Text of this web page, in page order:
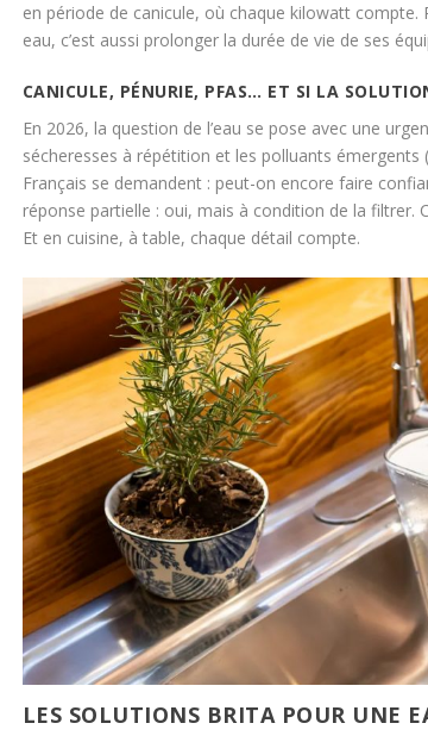
en période de canicule, où chaque kilowatt
eau, c’est aussi prolonger la durée de vie de ses
CANICULE, PÉNURIE, PFAS… ET SI LA
En 2026, la question de l’eau se pose avec une
sécheresses à répétition et les polluants émergents
Français se demandent : peut-on encore faire
réponse partielle : oui, mais à condition de la filtrer.
Et en cuisine, à table, chaque détail compte.
LES SOLUTIONS BRITA POUR UNE